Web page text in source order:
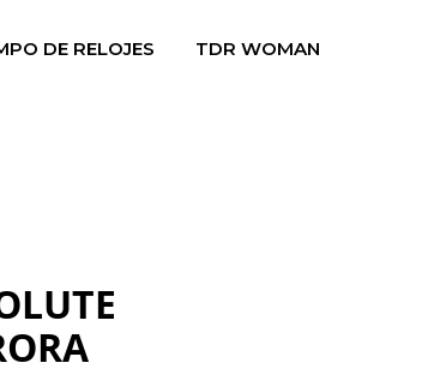
DE RELOJES TDR WOMAN